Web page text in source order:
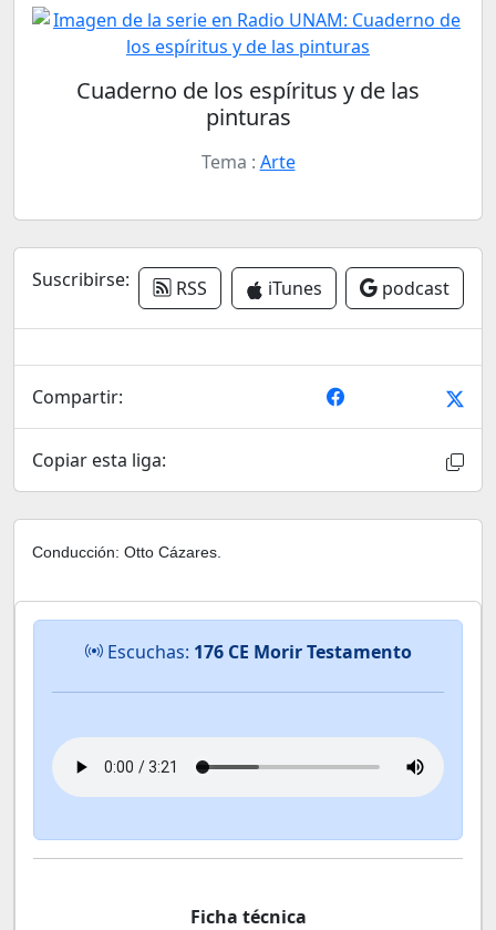
Cuaderno de los espíritus y de las
pinturas
Tema : Arte
Suscribirse: RSS iTunes podcast
Compartir:
Copiar esta liga:
Conducción: Otto Cázares.
Escuchas: 176 CE Morir Testamento
Ficha técnica